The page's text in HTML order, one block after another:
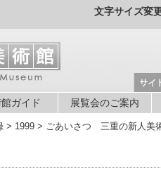
文字サイズ変
ガイド 展覧会のご案内
> 1999 > ごあいさつ 三重の新人美